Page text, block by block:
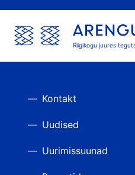
Riigikogu juures
Kontakt
Uudised
Uurimissuunad